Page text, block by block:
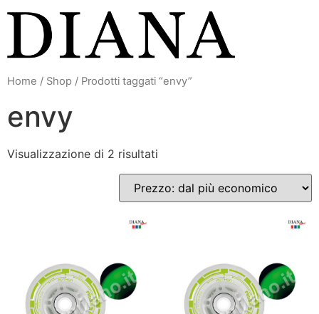
contenuto
Home / Shop / Prodotti taggati “envy”
envy
Visualizzazione di 2 risultati